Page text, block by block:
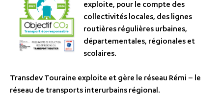
exploite, pour le compte des
collectivités locales, des lignes
routières régulières urbaines,
départementales, régionales et
scolaires.
Transdev Touraine exploite et gère le réseau Rémi – le
réseau de transports interurbains régional.